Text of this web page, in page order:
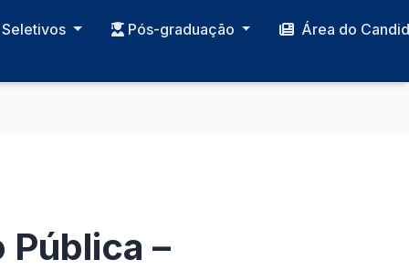
Seletivos Pós-graduação Área do
–